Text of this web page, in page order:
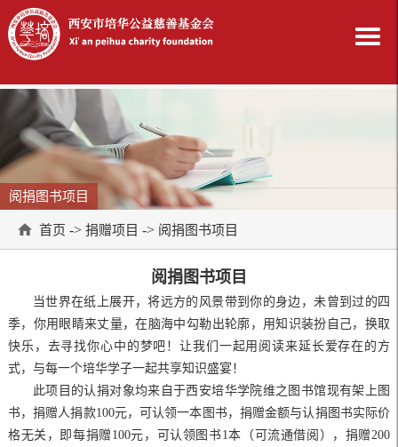
阅捐图书项目
首页 -> 捐赠项目 -> 阅捐图书项目
阅捐图书项目
当世界在纸上展开，将远方的风景带到你的身边，未曾到过的四
季，你用眼睛来丈量，在脑海中勾勒出轮廓，用知识装扮自己，换取
快乐，去寻找你心中的梦吧！让我们一起用阅读来延长爱存在的方
式，与每一个培华学子一起共享知识盛宴！
此项目的认捐对象均来自于西安培华学院维之图书馆现有架上图
书，捐赠人捐款100元，可认领一本图书，捐赠金额与认捐图书实际价
格无关，即每捐赠100元，可认领图书1本（可流通借阅），捐赠200